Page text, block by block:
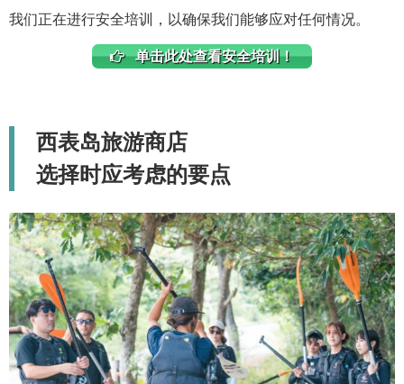
我们正在进行安全培训，以确保我们能够应对任何情况。
单击此处查看安全培训！
西表岛旅游商店
选择时应考虑的要点